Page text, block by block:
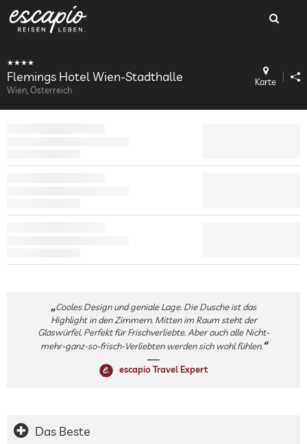
Flemings Hotel Wien-Stadthalle
Wien, Österreich
Karte
Cooles Design und geniale Lage. Die Dusche ist das
Highlight in den Zimmern. Mitten im Raum steht der
Glaswürfel. Perfekt für Frischverliebte. Aber auch alle Nicht-
mehr-ganz-so-frisch-Verliebten werden sich wohl fühlen.
escapio Travel Expert
Das Beste